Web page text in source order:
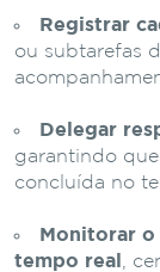
Registrar
ou subtarefas
Delegar
garantindo
concluída no
Monitorar
tempo real
,